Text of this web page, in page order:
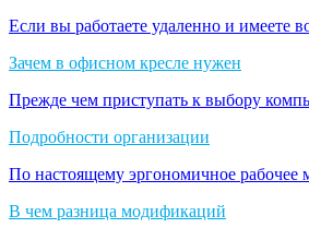
Если вы работаете удаленно и имеете
Зачем в офисном кресле нужен
Прежде чем приступать к выбору
Подробности организации
По настоящему эргономичное рабочее
В чем разница модификаций